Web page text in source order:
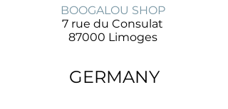
BOOGALOU SHOP
7 rue du Consulat
87000 Limoges
GERMANY